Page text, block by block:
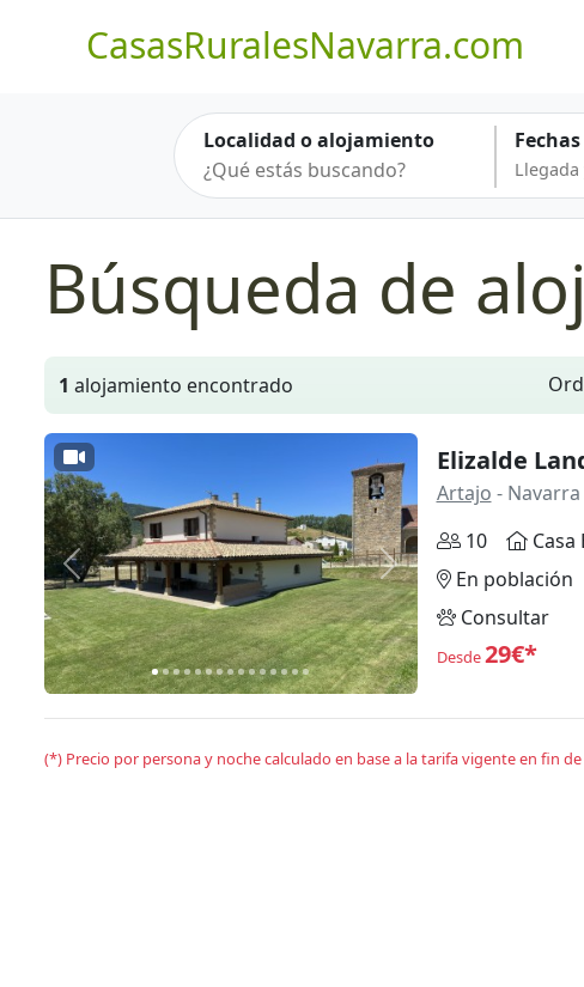
CasasRuralesNavarra.com
Localidad o alojamiento Fechas
Búsqueda de
1 alojamiento encontrado
Anterior Siguiente
Elizalde
Artajo - Navarra
10
Casa
En población
Consultar
Desde29€*
(*) Precio por persona y noche calculado en base a la tarifa vigente en fin